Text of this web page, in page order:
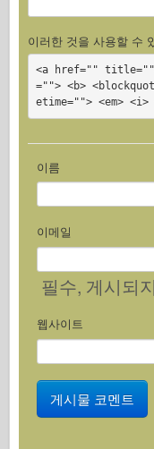
이러한 것을 사용할 수
<a href=""
=""> <b>
etime=""> <em>
이름
이메일
필수, 게시되
웹사이트